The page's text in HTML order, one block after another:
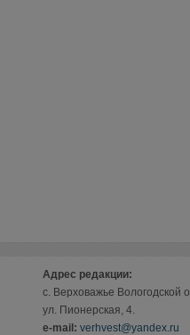
Адрес редакции:
с. Верховажье Вологодской
ул. Пионерская, 4.
е-mail: verhvest@yandex.ru